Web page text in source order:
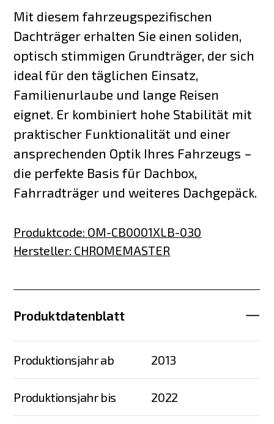
Mit diesem fahrzeugspezifischen
Dachträger erhalten Sie einen soliden,
optisch stimmigen Grundträger, der sich
ideal für den täglichen Einsatz,
Familienurlaube und lange Reisen
eignet. Er kombiniert hohe Stabilität mit
praktischer Funktionalität und einer
ansprechenden Optik Ihres Fahrzeugs –
die perfekte Basis für Dachbox,
Fahrradträger und weiteres Dachgepäck.
Produktcode: OM-CB0001XLB-030
Hersteller: CHROMEMASTER
Produktdatenblatt
Produktionsjahr ab 2013
Produktionsjahr bis 2022